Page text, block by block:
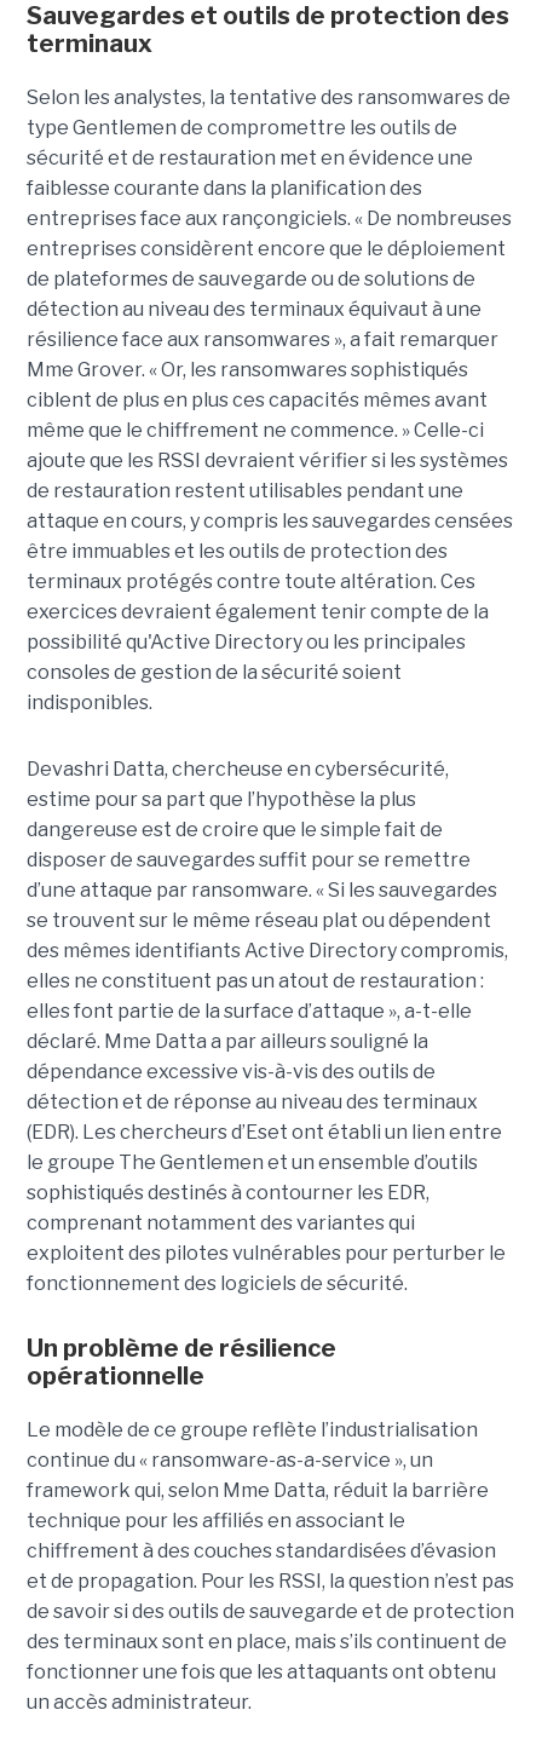
Sauvegardes et outils de protection des
terminaux
Selon les analystes, la tentative des ransomwares de
type Gentlemen de compromettre les outils de
sécurité et de restauration met en évidence une
faiblesse courante dans la planification des
entreprises face aux rançongiciels. « De nombreuses
entreprises considèrent encore que le déploiement
de plateformes de sauvegarde ou de solutions de
détection au niveau des terminaux équivaut à une
résilience face aux ransomwares », a fait remarquer
Mme Grover. « Or, les ransomwares sophistiqués
ciblent de plus en plus ces capacités mêmes avant
même que le chiffrement ne commence. » Celle-ci
ajoute que les RSSI devraient vérifier si les systèmes
de restauration restent utilisables pendant une
attaque en cours, y compris les sauvegardes censées
être immuables et les outils de protection des
terminaux protégés contre toute altération. Ces
exercices devraient également tenir compte de la
possibilité qu'Active Directory ou les principales
consoles de gestion de la sécurité soient
indisponibles.
Devashri Datta, chercheuse en cybersécurité,
estime pour sa part que l’hypothèse la plus
dangereuse est de croire que le simple fait de
disposer de sauvegardes suffit pour se remettre
d’une attaque par ransomware. « Si les sauvegardes
se trouvent sur le même réseau plat ou dépendent
des mêmes identifiants Active Directory compromis,
elles ne constituent pas un atout de restauration :
elles font partie de la surface d’attaque », a-t-elle
déclaré. Mme Datta a par ailleurs souligné la
dépendance excessive vis-à-vis des outils de
détection et de réponse au niveau des terminaux
(EDR). Les chercheurs d’Eset ont établi un lien entre
le groupe The Gentlemen et un ensemble d’outils
sophistiqués destinés à contourner les EDR,
comprenant notamment des variantes qui
exploitent des pilotes vulnérables pour perturber le
fonctionnement des logiciels de sécurité.
Un problème de résilience
opérationnelle
Le modèle de ce groupe reflète l’industrialisation
continue du « ransomware-as-a-service », un
framework qui, selon Mme Datta, réduit la barrière
technique pour les affiliés en associant le
chiffrement à des couches standardisées d’évasion
et de propagation. Pour les RSSI, la question n’est pas
de savoir si des outils de sauvegarde et de protection
des terminaux sont en place, mais s’ils continuent de
fonctionner une fois que les attaquants ont obtenu
un accès administrateur.